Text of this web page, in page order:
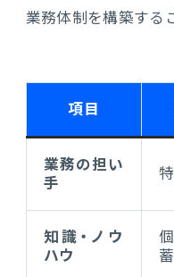
業務体制を構築する
項目
業務の担い
手
知識・ノウ
ハウ